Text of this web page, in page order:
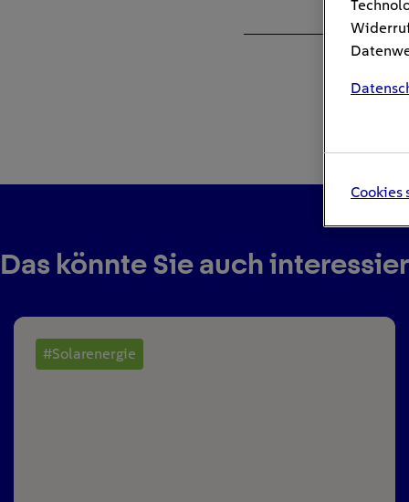
Das könnte Sie auch
#Solarenergie
Cookies